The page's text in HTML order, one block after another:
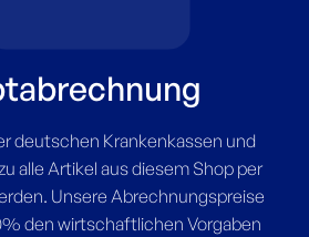
deutschen Krankenkassen und
alle Artikel aus diesem Shop per
Unsere Abrechnungspreise
den wirtschaftlichen Vorgaben